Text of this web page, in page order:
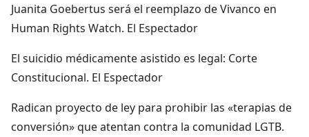
Juanita Goebertus será el reemplazo de Vivanco en
Human Rights Watch. El Espectador
El suicidio médicamente asistido es legal: Corte
Constitucional. El Espectador
Radican proyecto de ley para prohibir las «terapias de
conversión» que atentan contra la comunidad LGTB.